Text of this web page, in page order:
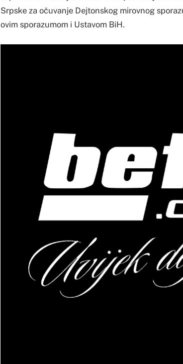
Srpske za očuvanje Dejtonskog mirovnog
ovim sporazumom i Ustavom BiH.